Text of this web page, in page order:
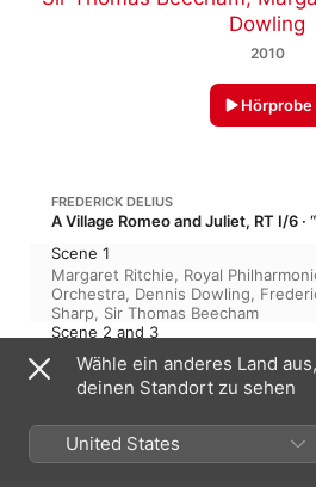
Dowling
2010
Hörprobe
FREDERICK DELIUS
Scene 1
Margaret Ritchie, Royal
Orchestra, Dennis Dowling,
Sharp, Sir Thomas Beecham
Scene 2 and 3
Dennis Dowling
Frederick Sharp
Margaret Ritchie,Royal Philharmonic
Orchestra, Sir Thomas Beecham
Sir Thomas Beecham,Dennis
Margaret Ritchie,
Royal Philharmonic
Wähle ein anderes Land
deinen Standort zu sehen
United States